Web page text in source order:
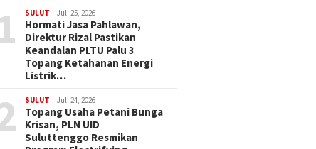
SULUT Juli 25, 2026
Hormati Jasa Pahlawan,
Direktur Rizal Pastikan
Keandalan PLTU Palu 3
Topang Ketahanan Energi
Listrik…
SULUT Juli 24, 2026
Topang Usaha Petani Bunga
Krisan, PLN UID
Suluttenggo Resmikan